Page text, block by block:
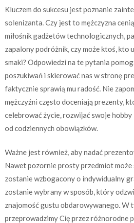
Kluczem do sukcesu jest poznanie
solenizanta. Czy jest to mężczyzna
miłośnik gadżetów technologicznych,
zapalony podróżnik, czy może ktoś, kto
smaki? Odpowiedzi na te pytania
poszukiwań i skierować nas w stronę
faktycznie sprawią mu radość. Nie
mężczyźni często doceniają prezenty,
celebrować życie, rozwijać swoje
od codziennych obowiązków.
Ważne jest również, aby nadać
Nawet pozornie prosty przedmiot
zostanie wzbogacony o indywidualny
zostanie wybrany w sposób, który
znajomość gustu obdarowywanego. W
przeprowadzimy Cię przez różnorodne